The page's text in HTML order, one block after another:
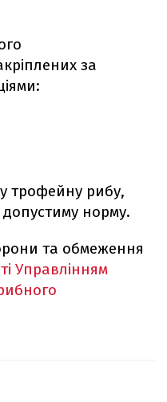
за
трофейну рибу,
норму.
та обмеження
Управлінням